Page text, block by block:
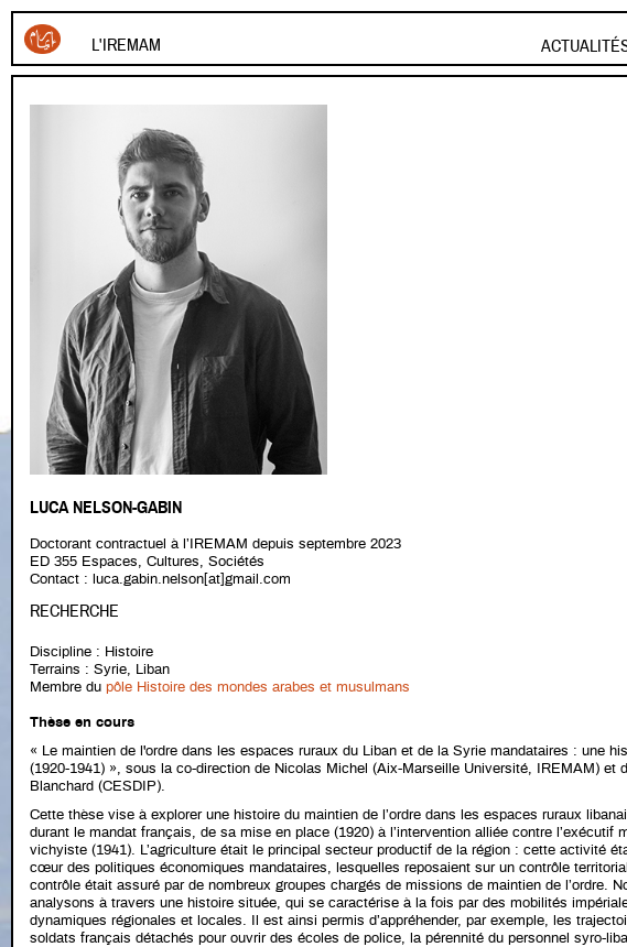
L'IREMAM
LUCA NELSON-GABIN
Doctorant contractuel à l’IREMAM depuis septembre 2023
ED 355 Espaces, Cultures, Sociétés
Contact : luca.gabin.nelson[at]gmail.com
RECHERCHE
Discipline : Histoire
Terrains : Syrie, Liban
Membre du pôle Histoire des mondes arabes et musulmans
Thèse en cours
« Le maintien de l'ordre dans les espaces ruraux du Liban et de la Syrie mandataires : une
(1920-1941) », sous la co-direction de Nicolas Michel (Aix-Marseille Université, IREMAM) et
Blanchard (CESDIP).
Cette thèse vise à explorer une histoire du maintien de l’ordre dans les espaces ruraux
durant le mandat français, de sa mise en place (1920) à l’intervention alliée contre l’exécutif
vichyiste (1941). L’agriculture était le principal secteur productif de la région : cette activité
cœur des politiques économiques mandataires, lesquelles reposaient sur un contrôle
contrôle était assuré par de nombreux groupes chargés de missions de maintien de l’ordre.
analysons à travers une histoire située, qui se caractérise à la fois par des mobilités
dynamiques régionales et locales. Il est ainsi permis d’appréhender, par exemple, les
soldats français détachés pour ouvrir des écoles de police, la pérennité du personnel syro-